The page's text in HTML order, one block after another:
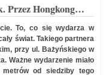
Przez Hongkong…
To, co się wydarza w
świat. Takiego partnera
przy ul. Bażyńskiego w
Ważne wydarzenie miało
od siedziby tego